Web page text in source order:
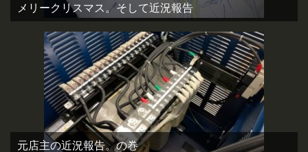
メリークリスマス。そして近況報告
元店主の近況報告。の巻